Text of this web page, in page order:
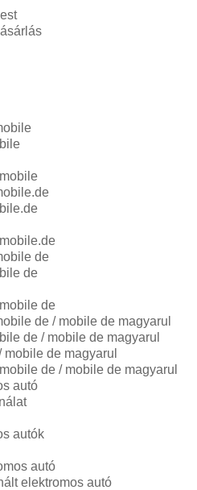
de
de
de
de / mobile de magyarul
de / mobile de magyarul
de magyarul
de / mobile de magyarul
autó
autók
autó
elektromos autó